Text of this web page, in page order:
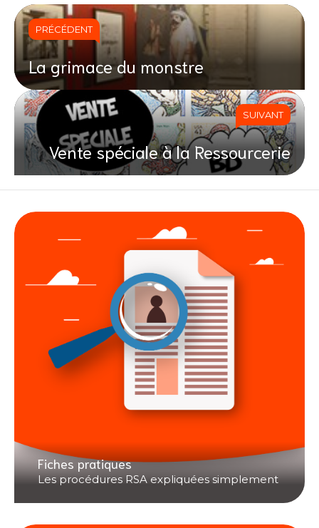
PRÉCÉDENT
La grimace du monstre
SUIVANT
Vente spéciale à la Ressourcerie
Fiches pratiques
Les procédures RSA expliquées simplement